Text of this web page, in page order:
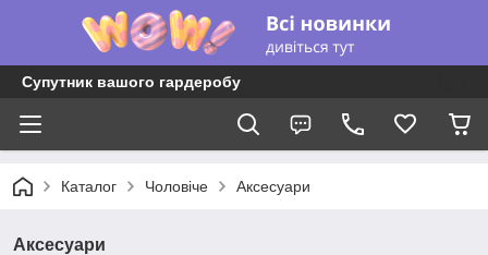
Супутник вашого гардеробу
Каталог Чоловіче Аксесуари
Аксесуари